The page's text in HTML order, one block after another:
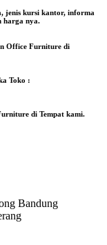
jenis kursi kantor, informa
harga nya.
Office Furniture di
Toko :
di Tempat kami.
Bandung